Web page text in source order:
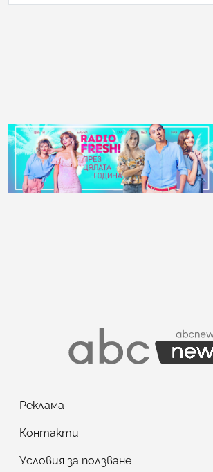
Реклама
Контакти
Условия за ползване